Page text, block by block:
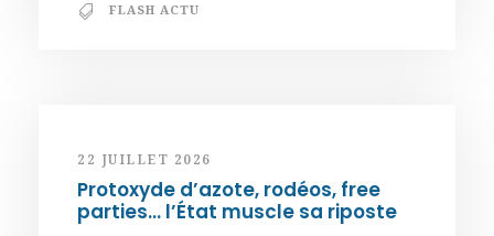
FLASH ACTU
22 JUILLET 2026
Protoxyde d’azote, rodéos, free
parties… l’État muscle sa riposte